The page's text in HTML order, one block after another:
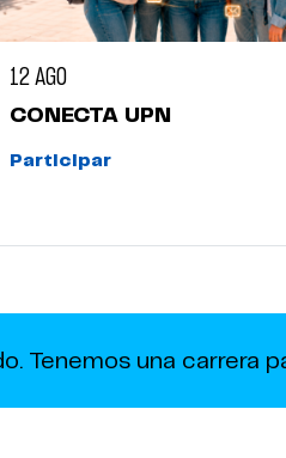
12 AGO
CONECTA UPN
Participar
Tenemos una carrera